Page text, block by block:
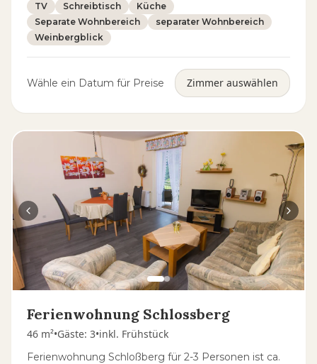
TV
Schreibtisch
Küche
Separate Wohnbereich
separater Wohnbereich
Weinbergblick
Wähle ein Datum für Preise Zimmer auswählen
Ferienwohnung Schlossberg
46 m²•Gäste: 3•inkl. Frühstück
Ferienwohnung Schloßberg für 2-3 Personen ist ca.